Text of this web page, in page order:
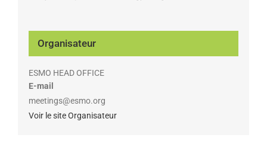
Organisateur
ESMO HEAD OFFICE
E-mail
meetings@esmo.org
Voir le site Organisateur